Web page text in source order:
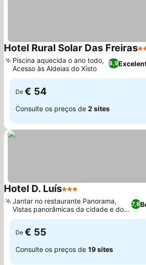
Hotel Rural Solar Das Freiras3
8,9
Piscina aquecida o ano todo,
Acesso às Aldeias do Xisto
De € 54
Consulte os preços de 2 sites
Hotel D. Luís3 Estrelas
7,8
Jantar no restaurante Panorama,
Vistas panorâmicas da cidade e do
rio
De € 55
Consulte os preços de 19 sites